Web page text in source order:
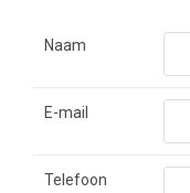
Naam
E-mail
Telefoon